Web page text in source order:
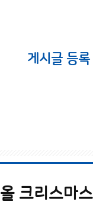
게시글 등
올 크리스마